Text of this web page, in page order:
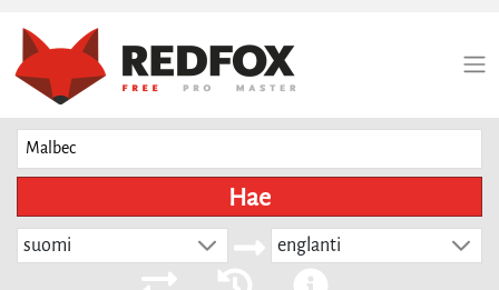
Hae
suomi englanti